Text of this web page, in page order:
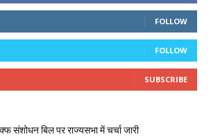
FOLLOW
FOLLOW
SUBSCRIBE
संशोधन बिल पर राज्यसभा में चर्चा जारी